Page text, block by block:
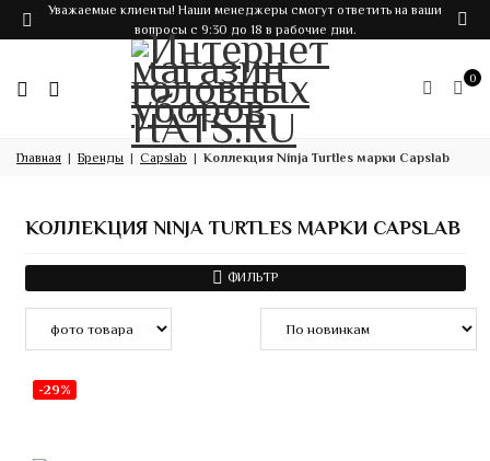
Уважаемые клиенты! Наши менеджеры смогут ответить на ваши
вопросы с 9:30 до 18 в рабочие дни.
0
Главная Бренды Capslab Коллекция Ninja Turtles марки Capslab
КОЛЛЕКЦИЯ NINJA TURTLES МАРКИ CAPSLAB
ФИЛЬТР
-29%